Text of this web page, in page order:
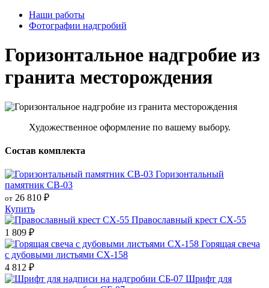
Наши работы
Фотографии надгробий
Горизонтальное надгробие из
гранита месторождения
Художественное оформление по вашему выбору.
Состав комплекта
Горизонтальный
памятник СВ-03
от 26 810 ₽
Купить
Православный крест СХ-55
1 809 ₽
Горящая свеча
с дубовыми листьями СХ-158
4 812 ₽
Шрифт для